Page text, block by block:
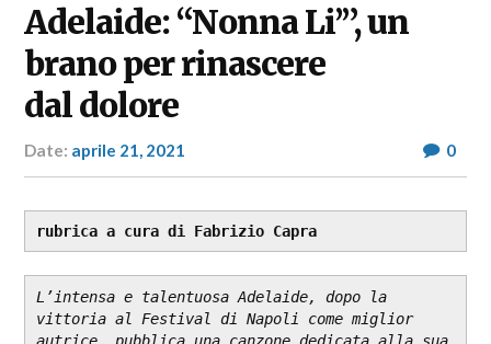
Adelaide: “Nonna Li’”, un
brano per rinascere
dal dolore
Date: aprile 21, 2021
&
Glamour
News
0
rubrica a cura di Fabrizio Capra
L’intensa e talentuosa Adelaide, dopo la
vittoria al Festival di Napoli come miglior
autrice, pubblica una canzone dedicata alla sua